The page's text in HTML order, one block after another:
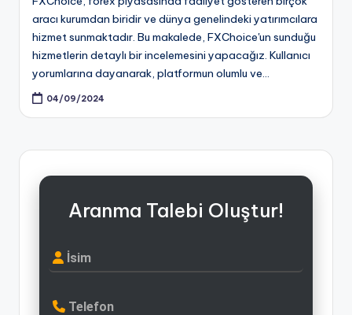
aracı kurumdan biridir ve dünya genelindeki yatırımcılara
hizmet sunmaktadır. Bu makalede, FXChoice'un sunduğu
hizmetlerin detaylı bir incelemesini yapacağız. Kullanıcı
yorumlarına dayanarak, platformun olumlu ve…
04/09/2024
Aranma Talebi Oluştur!
İsim
Telefon